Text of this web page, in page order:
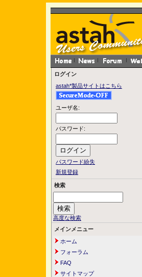
ログイン
astah*製品サイトはこちら
ユーザ名:
パスワード:
パスワード紛失
新規登録
検索
高度な検索
メインメニュー
ホーム
フォーラム
FAQ
サイトマップ